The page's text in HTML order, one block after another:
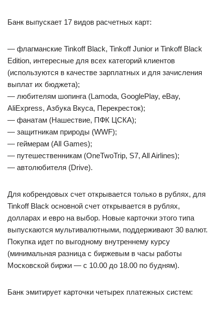
Банк выпускает 17 видов расчетных карт:
— флагманские Tinkoff Black, Tinkoff Junior и Tinkoff Black
Edition, интересные для всех категорий клиентов
(используются в качестве зарплатных и для зачисления
выплат их бюджета);
— любителям шопинга (Lamoda, GooglePlay, eBay,
AliExpress, Азбука Вкуса, Перекресток);
— фанатам (Нашествие, ПФК ЦСКА);
— защитникам природы (WWF);
— геймерам (All Games);
— путешественникам (OneTwoTrip, S7, All Airlines);
— автолюбителя (Drive).
Для кобрендовых счет открывается только в рублях, для
Tinkoff Black основной счет открывается в рублях,
долларах и евро на выбор. Новые карточки этого типа
выпускаются мультивалютными, поддерживают 30 валют.
Покупка идет по выгодному внутреннему курсу
(минимальная разница с биржевым в часы работы
Московской биржи — с 10.00 до 18.00 по будням).
Банк эмитирует карточки четырех платежных систем: